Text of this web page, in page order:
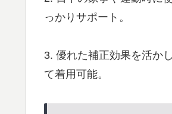
っかりサポート。
3. 優れた補正効果を活か
て着用可能。